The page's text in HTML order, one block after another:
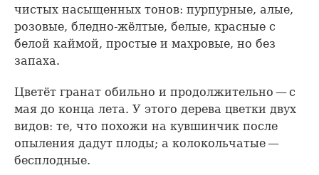
чистых насыщенных тонов: пурпурные, алые,
розовые, бледно-жёлтые, белые, красные с
белой каймой, простые и махровые, но без
запаха.
Цветёт гранат обильно и продолжительно — с
мая до конца лета. У этого дерева цветки двух
видов: те, что похожи на кувшинчик после
опыления дадут плоды; а колокольчатые —
бесплодные.